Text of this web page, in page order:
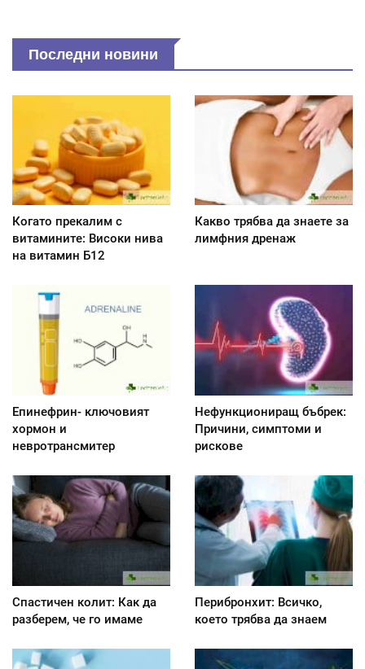
Последни новини
Когато прекалим с
витамините: Високи нива
на витамин Б12
Какво трябва да знаете за
лимфния дренаж
Епинефрин- ключовият
хормон и
невротрансмитер
Нефункциониращ бъбрек:
Причини, симптоми и
рискове
Спастичен колит: Как да
разберем, че го имаме
Перибронхит: Всичко,
което трябва да знаем